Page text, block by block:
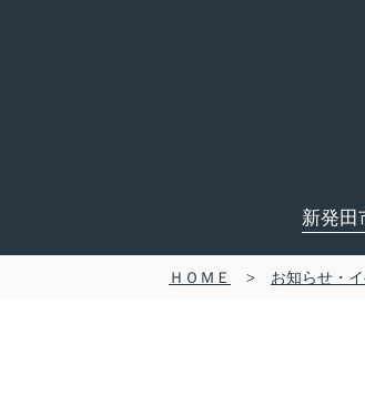
新発田
ＨＯＭＥ > お知らせ・